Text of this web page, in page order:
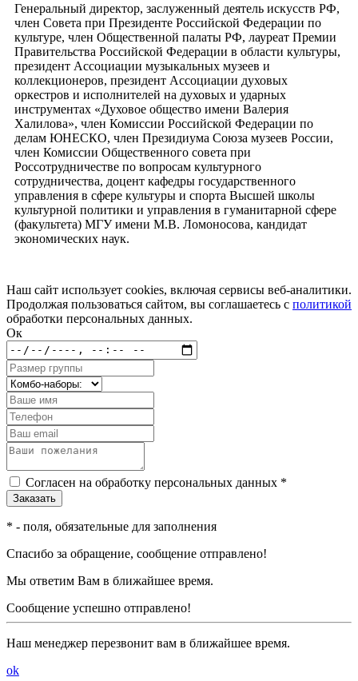
Генеральный директор, заслуженный деятель искусств РФ,
член Совета при Президенте Российской Федерации по
культуре, член Общественной палаты РФ, лауреат Премии
Правительства Российской Федерации в области культуры,
президент Ассоциации музыкальных музеев и
коллекционеров, президент Ассоциации духовых
оркестров и исполнителей на духовых и ударных
инструментах «Духовое общество имени Валерия
Халилова», член Комиссии Российской Федерации по
делам ЮНЕСКО, член Президиума Союза музеев России,
член Комиссии Общественного совета при
Россотрудничестве по вопросам культурного
сотрудничества, доцент кафедры государственного
управления в сфере культуры и спорта Высшей школы
культурной политики и управления в гуманитарной сфере
(факультета) МГУ имени М.В. Ломоносова, кандидат
экономических наук.
Наш сайт использует cookies, включая сервисы веб-аналитики.
Продолжая пользоваться сайтом, вы соглашаетесь с политикой
обработки персональных данных.
Ок
Согласен на обработку персональных данных *
* - поля, обязательные для заполнения
Спасибо за обращение, сообщение отправлено!
Мы ответим Вам в ближайшее время.
Сообщение успешно отправлено!
Наш менеджер перезвонит вам в ближайшее время.
ok